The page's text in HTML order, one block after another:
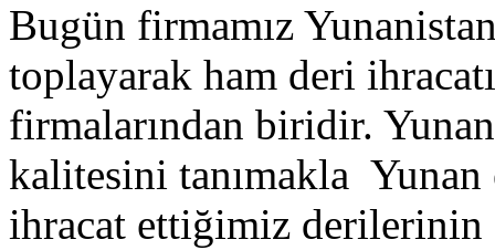
Bugün firmamız
toplayarak ham deri
firmalarından biridir.
kalitesini tanımakla
ihracat ettiğimiz